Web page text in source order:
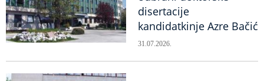
disertacije
kandidatkinje Azre Bačić
31.07.2026.